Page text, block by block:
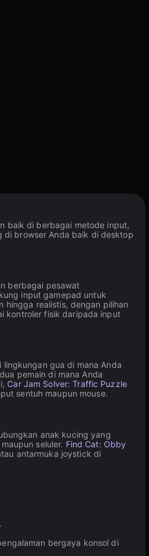
baik di berbagai metode input,
di browser Anda baik di desktop
berbagai pesawat
input gamepad untuk
hingga realistis, dengan pilihan
kontroler fisik daripada input
gua di mana Anda
pemain di mana Anda
Car Jam Solver: Traffic Puzzle
sentuh maupun mouse.
anak kucing yang
seluler. Find Cat: Obby
antarmuka joystick di
bergaya konsol di